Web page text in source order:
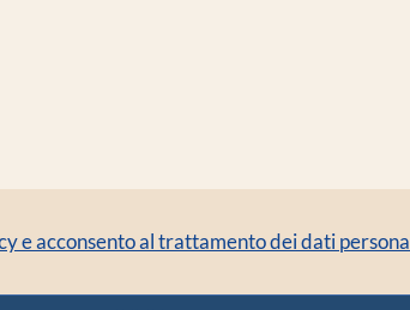
e acconsento al trattamento dei dati